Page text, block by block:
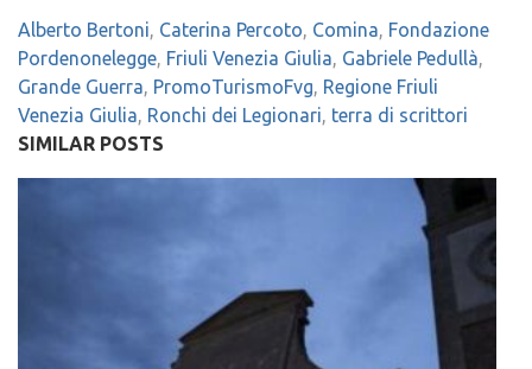
Alberto Bertoni, Caterina Percoto, Comina, Fondazione
Pordenonelegge, Friuli Venezia Giulia, Gabriele Pedullà,
Grande Guerra, PromoTurismoFvg, Regione Friuli
Venezia Giulia, Ronchi dei Legionari, terra di scrittori
SIMILAR POSTS